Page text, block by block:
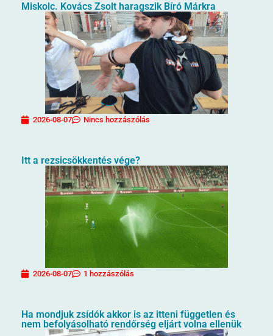
Miskolc. Kovács Zsolt haragszik Bíró Márkra
2026-08-07 Nincs hozzászólás
Itt a rezsicsökkentés vége?
2026-08-07 1 hozzászólás
Ha mondjuk zsídók akkor is az itteni független és
nem befolyásolható rendőrség eljárt volna ellenük